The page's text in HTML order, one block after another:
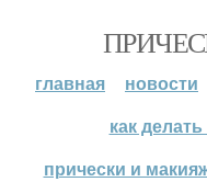
главная новости
как
прически и